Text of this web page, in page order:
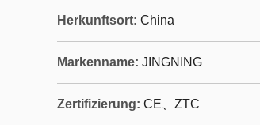
Herkunftsort: China
Markenname: JINGNING
Zertifizierung: CE、ZTC